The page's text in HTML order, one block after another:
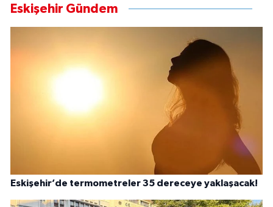
Eskişehir Gündem
Eskişehir’de termometreler 35 dereceye yaklaşacak!